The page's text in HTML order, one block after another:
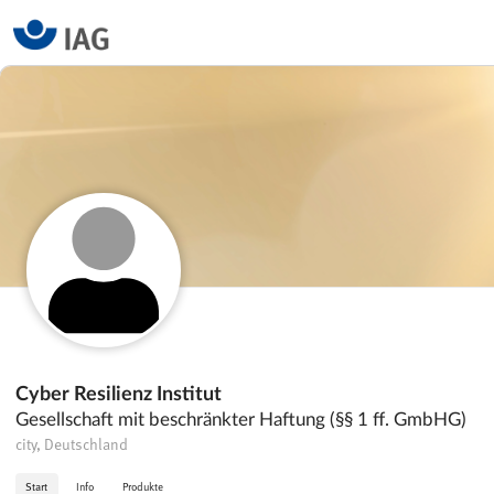
Cyber Resilienz Institut
Gesellschaft mit beschränkter Haftung (§§ 1 ff. GmbHG)
city, Deutschland
Start Info Produkte